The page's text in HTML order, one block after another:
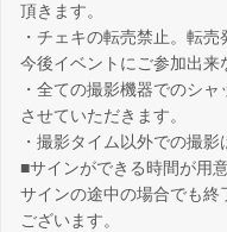
頂きます。
・チェキの転売禁止。転
今後イベントにご参加出来
・全ての撮影機器でのシ
させていただきます。
・撮影タイム以外での撮影
■サインができる時間が用
サインの途中の場合でも
ございます。